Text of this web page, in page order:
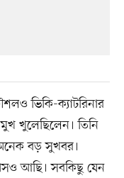
ভিকি-ক্যাটরিনার
খুলেছিলেন। তিনি
বড় সুখবর।
আছি। সবকিছু যেন